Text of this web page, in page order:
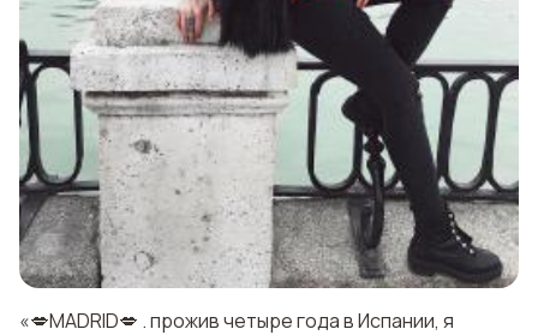
«💋MADRID💋 . прожив четыре года в Испании, я